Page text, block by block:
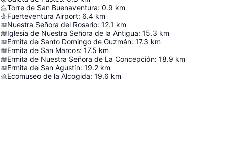
Torre de San Buenaventura: 0.9 km
Fuerteventura Airport: 6.4 km
Nuestra Señora del Rosario: 12.1 km
Iglesia de Nuestra Señora de la Antigua: 15.3 km
Ermita de Santo Domingo de Guzmán: 17.3 km
Ermita de San Marcos: 17.5 km
Ermita de Nuestra Señora de La Concepción: 18.9 km
Ermita de San Agustín: 19.2 km
Ecomuseo de la Alcogida: 19.6 km